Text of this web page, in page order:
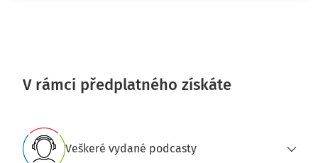
V rámci předplatného získáte
Veškeré vydané podcasty